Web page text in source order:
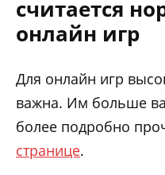
считается
онлайн игр
Для онлайн игр
важна. Им больше
более подробно
странице.